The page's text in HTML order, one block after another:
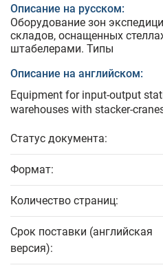
Описание на русском:
Оборудование зон
складов, оснащенных
штабелерами. Типы
Описание на английском:
Equipment for input-output
warehouses with stacker-
Статус документа:
Формат:
Количество страниц:
Срок поставки (английская
версия):